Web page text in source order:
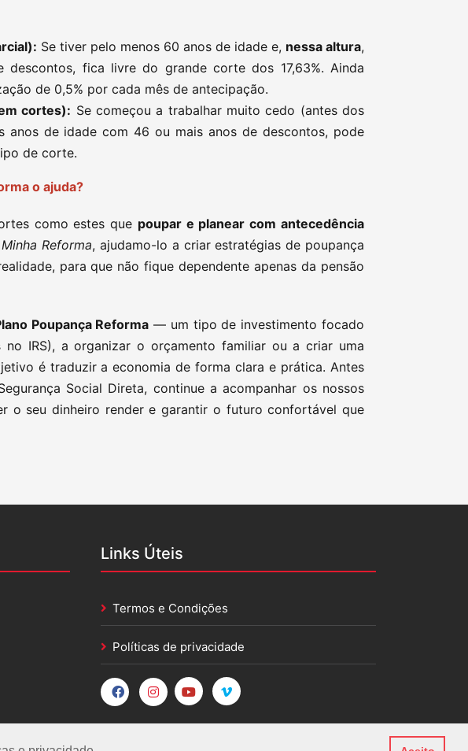
Se tiver pelo menos 60 anos de idade e, nessa altura,
fica livre do grande corte dos 17,63%. Ainda
de 0,5% por cada mês de antecipação.
cortes): Se começou a trabalhar muito cedo (antes dos
anos de idade com 46 ou mais anos de descontos, pode
de corte.
o ajuda?
como estes que poupar e planear com antecedência
Reforma, ajudamo-lo a criar estratégias de poupança
para que não fique dependente apenas da pensão
Poupança Reforma — um tipo de investimento focado
IRS), a organizar o orçamento familiar ou a criar uma
é traduzir a economia de forma clara e prática. Antes
Social Direta, continue a acompanhar os nossos
o seu dinheiro render e garantir o futuro confortável que
Links Úteis
Termos e Condições
Políticas de privacidade